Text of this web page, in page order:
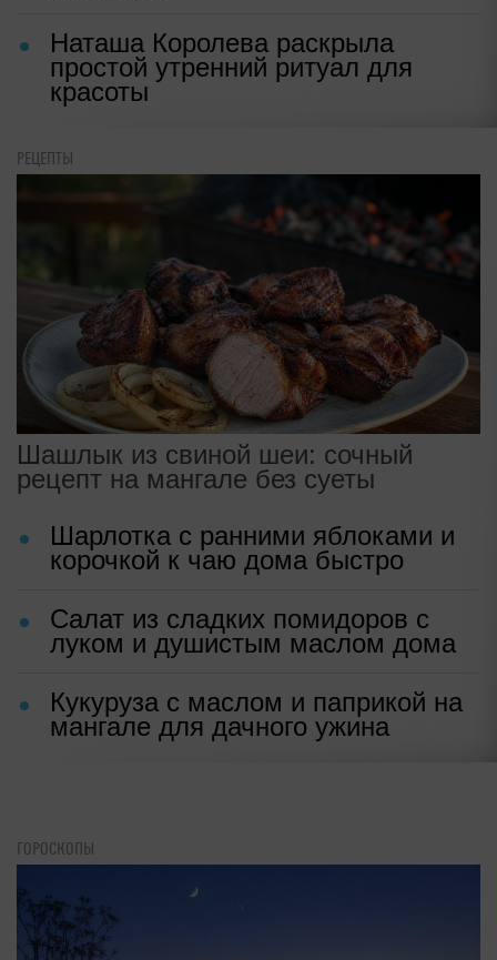
Наташа Королева раскрыла
простой утренний ритуал для
красоты
РЕЦЕПТЫ
Шашлык из свиной шеи: сочный
рецепт на мангале без суеты
Шарлотка с ранними яблоками и
корочкой к чаю дома быстро
Салат из сладких помидоров с
луком и душистым маслом дома
Кукуруза с маслом и паприкой на
мангале для дачного ужина
ГОРОСКОПЫ